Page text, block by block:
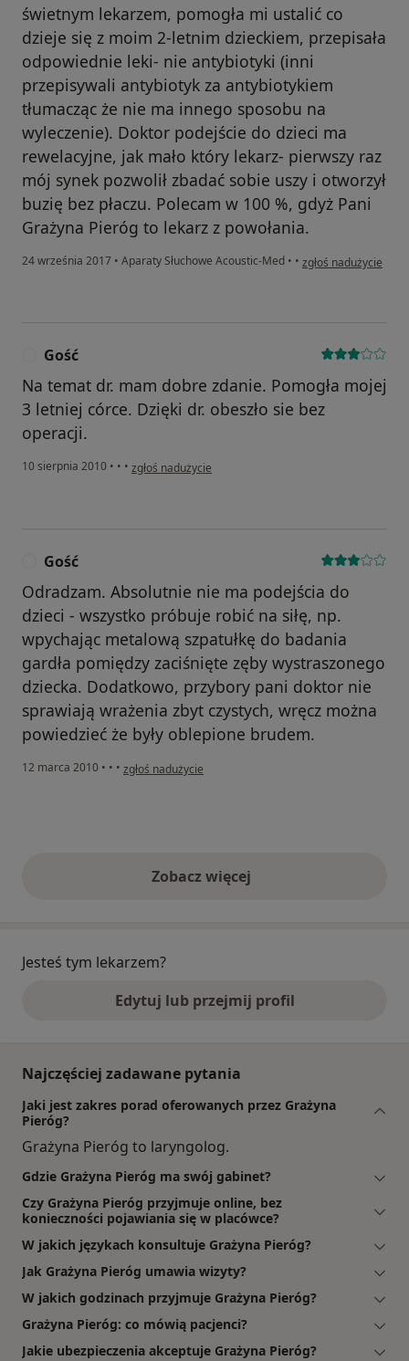
świetnym lekarzem, pomogła mi ustalić co
dzieje się z moim 2-letnim dzieckiem, przepisała
odpowiednie leki- nie antybiotyki (inni
przepisywali antybiotyk za antybiotykiem
tłumacząc że nie ma innego sposobu na
wyleczenie). Doktor podejście do dzieci ma
rewelacyjne, jak mało który lekarz- pierwszy raz
mój synek pozwolił zbadać sobie uszy i otworzył
buzię bez płaczu. Polecam w 100 %, gdyż Pani
Grażyna Pieróg to lekarz z powołania.
24 września 2017 • Aparaty Słuchowe Acoustic-Med • • w opinii użytkownika
zgłoś nadużycie
Gość
Na temat dr. mam dobre zdanie. Pomogła mojej
3 letniej córce. Dzięki dr. obeszło sie bez
operacji.
10 sierpnia 2010 • • • w opinii użytkownika Gość
zgłoś nadużycie
Gość
Odradzam. Absolutnie nie ma podejścia do
dzieci - wszystko próbuje robić na siłę, np.
wpychając metalową szpatułkę do badania
gardła pomiędzy zaciśnięte zęby wystraszonego
dziecka. Dodatkowo, przybory pani doktor nie
sprawiają wrażenia zbyt czystych, wręcz można
powiedzieć że były oblepione brudem.
12 marca 2010 • • • w opinii użytkownika Gość
zgłoś nadużycie
Zobacz więcejopinie powyżej
Jesteś tym lekarzem?
Edytuj lub przejmij profil
Najczęściej zadawane pytania
Jaki jest zakres porad oferowanych przez Grażyna
Pieróg?
Grażyna Pieróg to laryngolog.
Gdzie Grażyna Pieróg ma swój gabinet?
Czy Grażyna Pieróg przyjmuje online, bez
konieczności pojawiania się w placówce?
W jakich językach konsultuje Grażyna Pieróg?
Jak Grażyna Pieróg umawia wizyty?
W jakich godzinach przyjmuje Grażyna Pieróg?
Grażyna Pieróg: co mówią pacjenci?
Jakie ubezpieczenia akceptuje Grażyna Pieróg?